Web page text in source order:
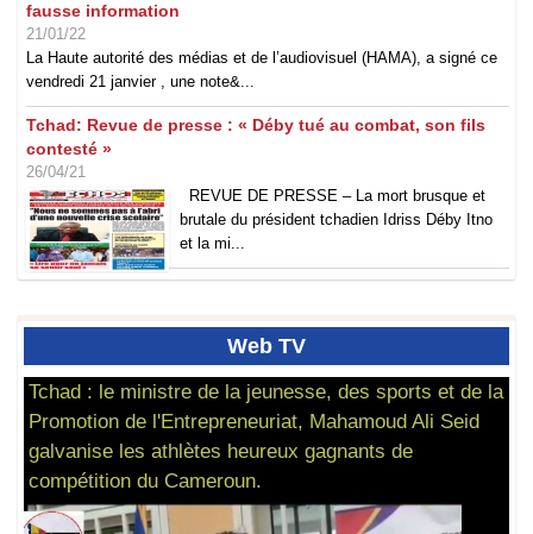
fausse information
21/01/22
La Haute autorité des médias et de l’audiovisuel (HAMA), a signé ce
vendredi 21 janvier , une note&...
Tchad: Revue de presse : « Déby tué au combat, son fils
contesté »
26/04/21
REVUE DE PRESSE – La mort brusque et
brutale du président tchadien Idriss Déby Itno
et la mi...
Web TV
Tchad : le ministre de la jeunesse, des sports et de la
Promotion de l'Entrepreneuriat, Mahamoud Ali Seid
galvanise les athlètes heureux gagnants de
compétition du Cameroun.